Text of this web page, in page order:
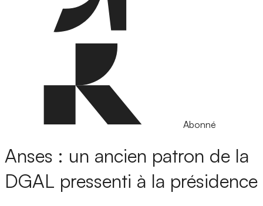
Abonné
Anses : un ancien patron de la
DGAL pressenti à la présidence